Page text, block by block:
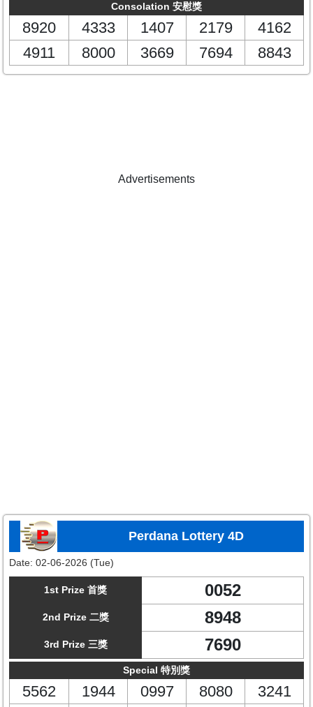
Consolation 安慰獎
8920 4333 1407 2179
4162
4911
8000 3669 7694 8843
Advertisements
Perdana Lottery 4D
Date: 02-06-2026 (Tue)
1st Prize 首獎 0052
2nd Prize 二獎 8948
3rd Prize 三獎 7690
Special 特別獎
5562 1944 0997 8080
3241